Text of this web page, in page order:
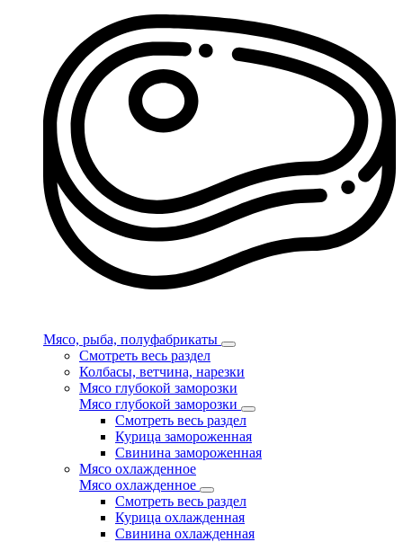
Мясо, рыба, полуфабрикаты
Смотреть весь раздел
Колбасы, ветчина, нарезки
Мясо глубокой заморозки
Мясо глубокой заморозки
Смотреть весь раздел
Курица замороженная
Свинина замороженная
Мясо охлажденное
Мясо охлажденное
Смотреть весь раздел
Курица охлажденная
Свинина охлажденная